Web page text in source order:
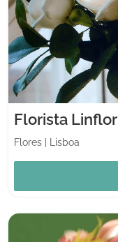
Florista Linflor
Flores Lisboa